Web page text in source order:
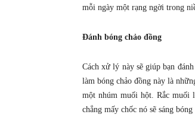
mỗi ngày một rạng ngời trong
Đánh bóng chảo đồng
Cách xử lý này sẽ giúp bạn
làm bóng chảo đồng này là
một nhúm muối hột. Rắc muối
chẳng mấy chốc nó sẽ sáng